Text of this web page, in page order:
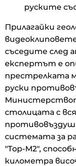
руските
Прилагайки
съседите след
експертът е
престрелката
руски
столицата с
системата за
"Тор-М2",
километра